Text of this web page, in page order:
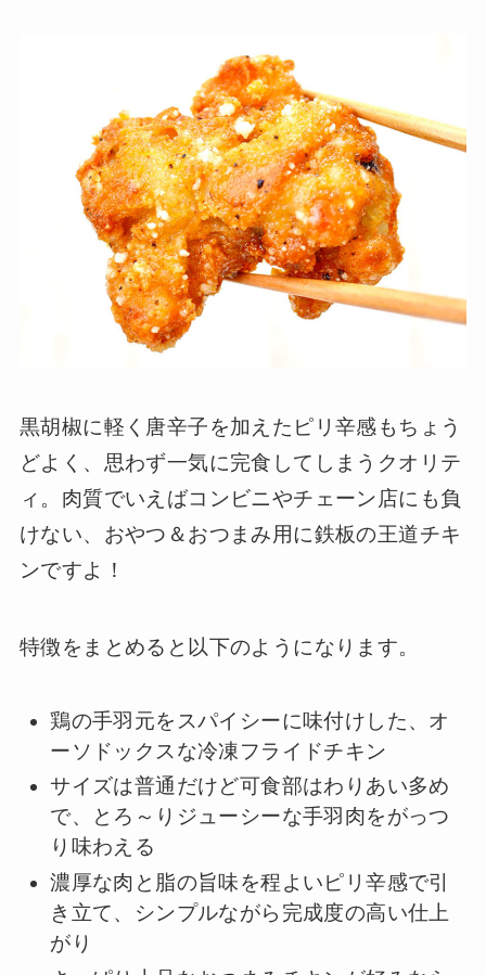
黒胡椒に軽く唐辛子を加えたピリ辛感もちょう
どよく、思わず一気に完食してしまうクオリテ
ィ。肉質でいえばコンビニやチェーン店にも負
けない、おやつ＆おつまみ用に鉄板の王道チキ
ンですよ！
特徴をまとめると以下のようになります。
鶏の手羽元をスパイシーに味付けした、オ
ーソドックスな冷凍フライドチキン
サイズは普通だけど可食部はわりあい多め
で、とろ～りジューシーな手羽肉をがっつ
り味わえる
濃厚な肉と脂の旨味を程よいピリ辛感で引
き立て、シンプルながら完成度の高い仕上
がり